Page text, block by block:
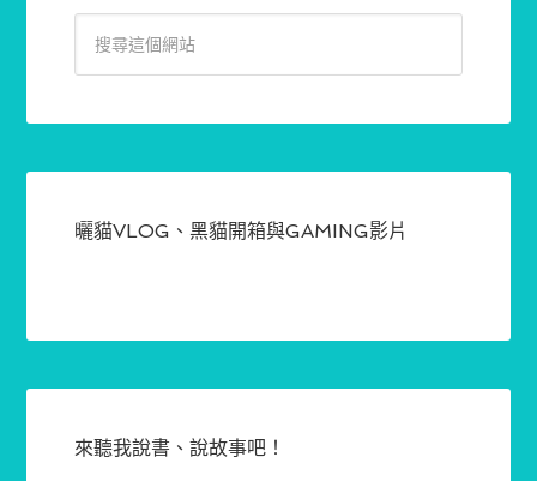
曬貓VLOG、黑貓開箱與GAMING影片
來聽我說書、說故事吧！